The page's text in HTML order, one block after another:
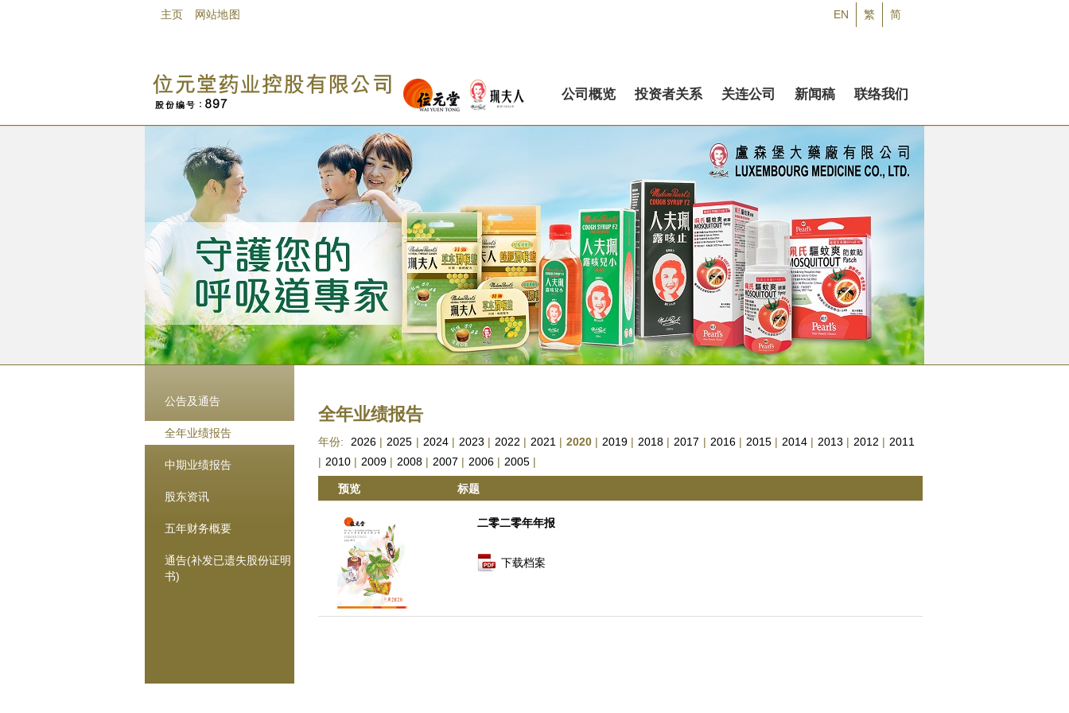
主页 网站地图 EN 繁 简
公司概览 投资者关系 关连公司 新闻稿 联络我们
公告及通告
全年业绩报告
中期业绩报告
股东资讯
五年财务概要
通告(补发已遗失股份证明
书)
全年业绩报告
年份: 2026 | 2025 | 2024| 2023 | 2022 | 2021 | 2020 | 2019 | 2018 | 2017 | 2016| 2015| 2014| 2013 | 2012 | 2011
| 2010 | 2009 | 2008 | 2007 | 2006 | 2005 |
预览 标题
二零二零年年报
下载档案